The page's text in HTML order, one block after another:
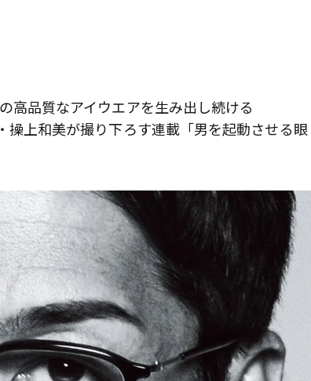
高品質なアイウエアを生み出し続ける
操上和美が撮り下ろす連載「男を起動させる眼